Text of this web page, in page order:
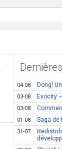
04-08 Dong!
03-08 Evocity
03-08
01-08 Saga de
31-07